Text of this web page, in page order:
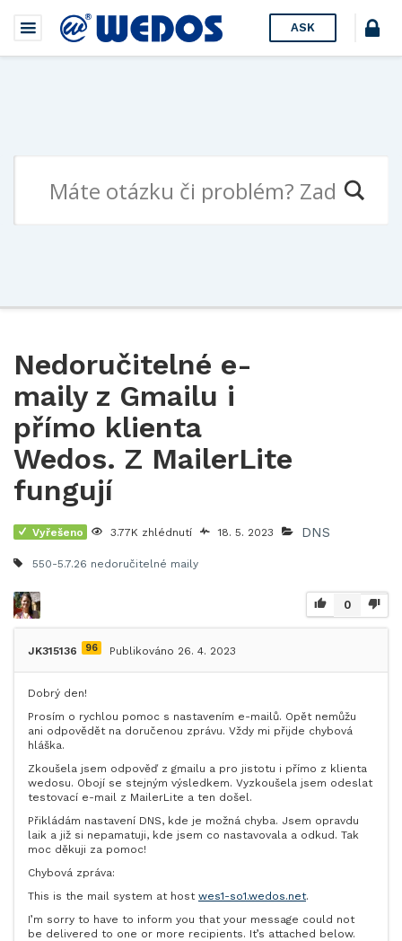
ASK
Nedoručitelné e-
maily z Gmailu i
přímo klienta
Wedos. Z MailerLite
fungují
Vyřešeno 3.77K zhlédnutí 18. 5. 2023 DNS
550-5.7.26 nedoručitelné maily
0
JK315136 96 Publikováno 26. 4. 2023
Dobrý den!
Prosím o rychlou pomoc s nastavením e-mailů. Opět nemůžu
ani odpovědět na doručenou zprávu. Vždy mi přijde chybová
hláška.
Zkoušela jsem odpověď z gmailu a pro jistotu i přímo z klienta
wedosu. Obojí se stejným výsledkem. Vyzkoušela jsem odeslat
testovací e-mail z MailerLite a ten došel.
Přikládám nastavení DNS, kde je možná chyba. Jsem opravdu
laik a již si nepamatuji, kde jsem co nastavovala a odkud. Tak
moc děkuji za pomoc!
Chybová zpráva:
This is the mail system at host wes1-so1.wedos.net.
I’m sorry to have to inform you that your message could not
be delivered to one or more recipients. It’s attached below.